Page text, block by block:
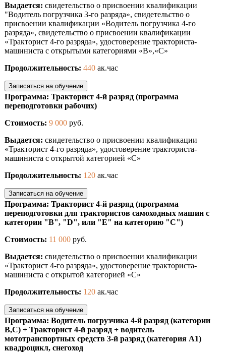
Выдается: свидетельство о присвоении квалификации
"Водитель погрузчика 3-го разряда», свидетельство о
присвоении квалификации «Водитель погрузчика 4-го
разряда», свидетельство о присвоении квалификации
«Тракторист 4-го разряда», удостоверение тракториста-
машиниста с открытыми категориями «B»,«С»
Продолжительность: 440 ак.час
Записаться на обучение
Программа: Тракторист 4-й разряд (программа
переподготовки рабочих)
Стоимость: 9 000 руб.
Выдается: свидетельство о присвоении квалификации
«Тракторист 4-го разряда», удостоверение тракториста-
машиниста с открытой категорией «С»
Продолжительность: 120 ак.час
Записаться на обучение
Программа: Тракторист 4-й разряд (программа
переподготовки для трактористов самоходных машин с
категории "В", "D", или "Е" на категорию "С")
Стоимость: 11 000 руб.
Выдается: свидетельство о присвоении квалификации
«Тракторист 4-го разряда», удостоверение тракториста-
машиниста с открытой категорией «С»
Продолжительность: 120 ак.час
Записаться на обучение
Программа: Водитель погрузчика 4-й разряд (категории
В,С) + Тракторист 4-й разряд + водитель
мототранспортных средств 3-й разряд (категория А1)
квадроцикл, снегоход